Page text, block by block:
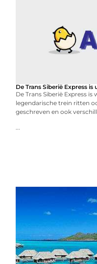
De Trans Siberië Express is
De Trans Siberië Express
legendarische trein ritten
geschreven en ook
...